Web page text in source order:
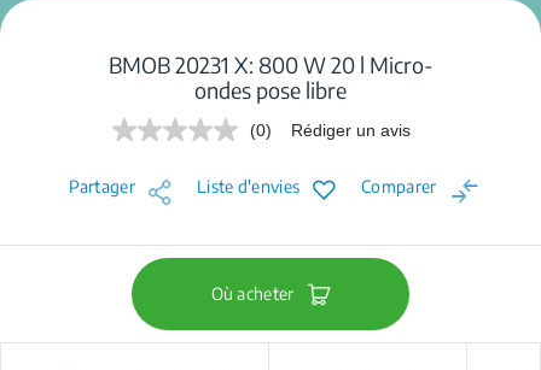
BMOB 20231 X: 800 W 20 l Micro-
ondes pose libre
Aucune
de
notation.
la
page.
(0) Rédiger un avis
Partager Liste d'envies Comparer
Où acheter